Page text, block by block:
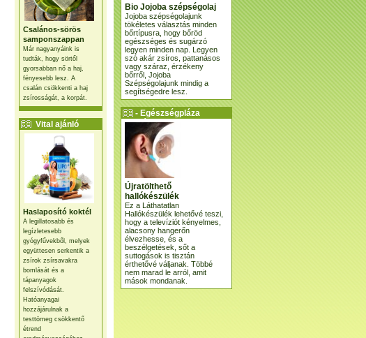
Csalános-sörös
samponszappan
Már nagyanyáink is
tudták, hogy sörtől
gyorsabban nő a haj,
fényesebb lesz. A
csalán csökkenti a haj
zsírosságát, a korpát.
Vital ajánló
Haslaposító koktél
A legillatosabb és
legízletesebb
gyógyfűvekből, melyek
együttesen serkentik a
zsírok zsírsavakra
bomlását és a
tápanyagok
felszívódását.
Hatóanyagai
hozzájárulnak a
testtömeg csökkentő
étrend
Bio Jojoba szépségolaj
Jojoba szépségolajunk
tökéletes választás minden
bőrtípusra, hogy bőröd
egészséges és sugárzó
legyen minden nap. Legyen
szó akár zsíros, pattanásos
vagy száraz, érzékeny
bőrről, Jojoba
Szépségolajunk mindig a
segítségedre lesz.
- Egészségpláza
ajánlatunk -
Újratölthető
hallókészülék
Ez a Láthatatlan
Hallókészülék lehetővé teszi,
hogy a televíziót kényelmes,
alacsony hangerőn
élvezhesse, és a
beszélgetések, sőt a
suttogások is tisztán
érthetővé váljanak. Többé
nem marad le arról, amit
mások mondanak.